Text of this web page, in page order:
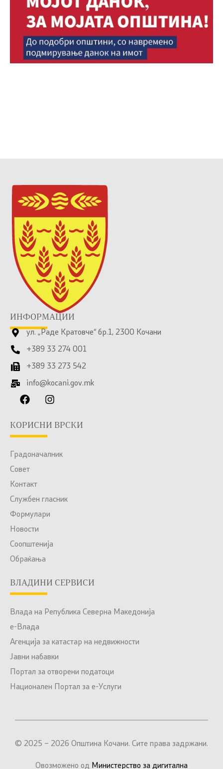
ИНФОРМАЦИИ
ул. „Раде Кратовче“ бр.1, 2300 Кочани
+389 33 274 001
+389 33 273 542
info@kocani.gov.mk
КОРИСНИ ВРСКИ
Градоначалник
Совет
Контакт
Службен гласник
Формулари
Новости
Соопштенија
Обраќања
ВЛАДИНИ СЕРВИСИ
Влада на Република Северна Македонија
е-Влада
Агенција за катастар на недвижности
Јавни набавки
Портал за отворени податоци
Национален Портал за е-Услуги
© 2025 – 2026 Општина Кочани. Сите права задржани.
Овозможено од Министерство за дигитална